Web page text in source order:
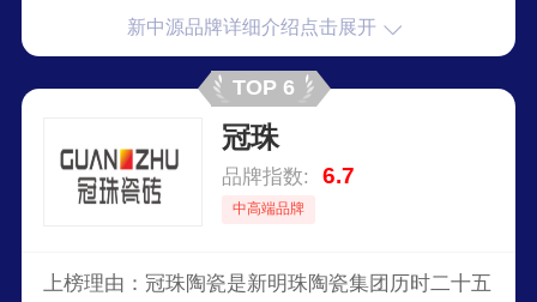
新中源品牌详细介绍点击展开
TOP 6
冠珠
品牌指数: 6.7
中高端品牌
上榜理由：冠珠陶瓷是新明珠陶瓷集团历时二十五